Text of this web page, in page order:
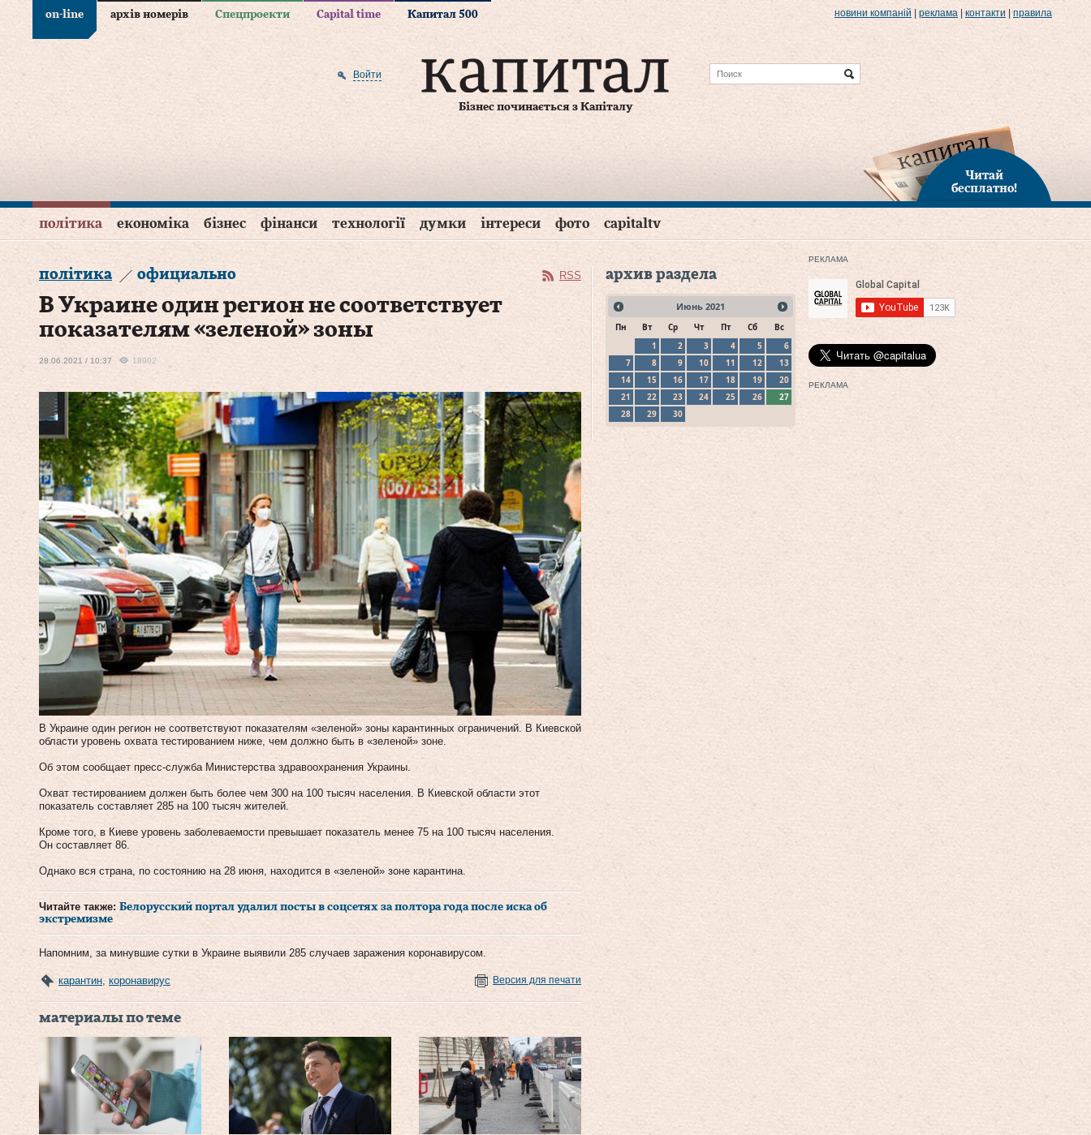
on-line архів номерів Спецпроекти Capital time Капитал 500 новини компаній реклама контакти правила
Бізнес починається з Капіталу
Войти
Читай
бесплатно!
політика економіка бізнес фінанси технології думки інтереси фото capitaltv
політика официально RSS
В Украине один регион не соответствует
показателям «зеленой» зоны
28.06.2021 / 10:37 18902
В Украине один регион не соответствуют показателям «зеленой» зоны карантинных ограничений. В Киевской
области уровень охвата тестированием ниже, чем должно быть в «зеленой» зоне.
Об этом сообщает пресс-служба Министерства здравоохранения Украины.
Охват тестированием должен быть более чем 300 на 100 тысяч населения. В Киевской области этот
показатель составляет 285 на 100 тысяч жителей.
Кроме того, в Киеве уровень заболеваемости превышает показатель менее 75 на 100 тысяч населения.
Он составляет 86.
Однако вся страна, по состоянию на 28 июня, находится в «зеленой» зоне карантина.
Читайте также: Белорусский портал удалил посты в соцсетях за полтора года после иска об
экстремизме
Напомним, за минувшие сутки в Украине выявили 285 случаев заражения коронавирусом.
карантин коронавирус Версия для печати
материалы по теме
архив раздела
Июнь 2021
Пн Вт Ср Чт Пт Сб
Вс
1
2 3 4 5
6
7
8 9 10 11 12
13
14
15 16 17 18 19
20
21
22 23 24 25 26
27
28
29 30
РЕКЛАМА
РЕКЛАМА